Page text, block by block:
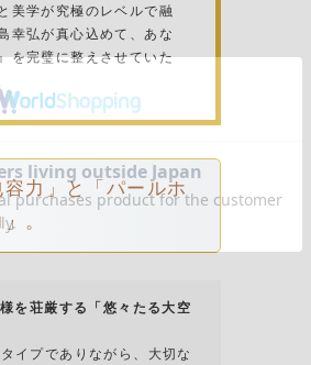
美学が究極のレベルで融
幸弘が真心込めて、あな
を完璧に整えさせていた
容力」と「パールホ
。
を荘厳する「悠々たる大空
イプでありながら、大切な